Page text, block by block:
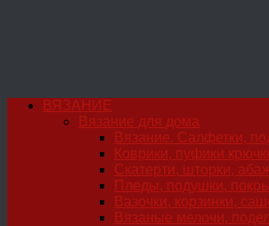
ВЯЗАНИЕ
Вязание для дома
Вязание. Салфетки,
Коврики, пуфики
Скатерти, шторки,
Пледы, подушки,
Вазочки, корзинки,
Вязаные мелочи,